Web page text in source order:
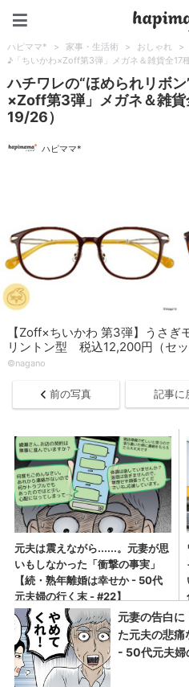
ハピママ* > 家事・生活術 > おしゃれ >
♪「ちいかわ×Zoff第3弾」メガネ＆雑貨全17
ハチワレの“ほめられリボ
×Zoff第3弾」メガネ＆雑貨
19/26）
ハピママ*
【Zoff×ちいかわ 第3弾】うさぎ
リントン型 税込12,200円（セッ
©nagano
前の写真 記事に